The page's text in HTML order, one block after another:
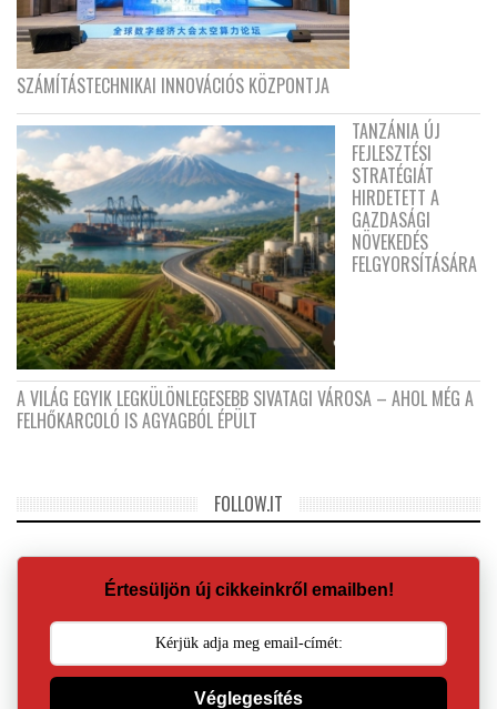
SZÁMÍTÁSTECHNIKAI INNOVÁCIÓS KÖZPONTJA
TANZÁNIA ÚJ
FEJLESZTÉSI
STRATÉGIÁT
HIRDETETT A
GAZDASÁGI
NÖVEKEDÉS
FELGYORSÍTÁSÁRA
A VILÁG EGYIK LEGKÜLÖNLEGESEBB SIVATAGI VÁROSA – AHOL MÉG A
FELHŐKARCOLÓ IS AGYAGBÓL ÉPÜLT
FOLLOW.IT
Értesüljön új cikkeinkről emailben!
Véglegesítés